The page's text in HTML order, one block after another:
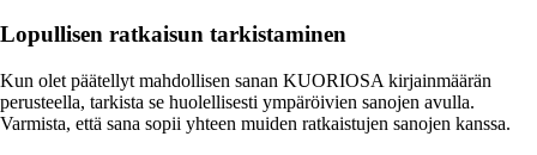
Lopullisen ratkaisun tarkistaminen
Kun olet päätellyt mahdollisen sanan KUORIOSA kirjainmäärän
perusteella, tarkista se huolellisesti ympäröivien sanojen avulla.
Varmista, että sana sopii yhteen muiden ratkaistujen sanojen kanssa.